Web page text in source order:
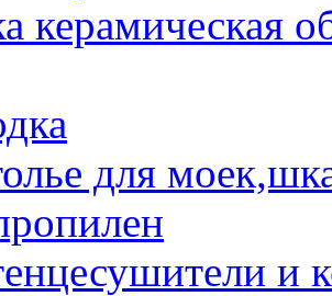
керамическая
для
и